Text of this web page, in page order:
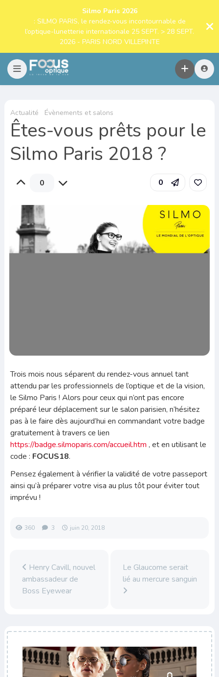
Silmo Paris 2026
: SILMO PARIS, le rendez-vous incontournable de
l’optique-lunetterie internationale 25 SEPT. > 28 SEPT.
2026 - PARIS NORD VILLEPINTE
Actualité Évènements et salons
Êtes-vous prêts pour le
Silmo Paris 2018 ?
0 0
Trois mois nous séparent du rendez-vous annuel tant
attendu par les professionnels de l’optique et de la vision,
le Silmo Paris ! Alors pour ceux qui n’ont pas encore
préparé leur déplacement sur le salon parisien, n’hésitez
pas à le faire dès aujourd’hui en commandant votre badge
gratuitement à travers ce lien
https://badge.silmoparis.com/accueil.htm , et en utilisant le
code : FOCUS18.
Pensez également à vérifier la validité de votre passeport
ainsi qu’à préparer votre visa au plus tôt pour éviter tout
imprévu !
360 3 juin 20, 2018
Henry Cavill, nouvel
ambassadeur de
Boss Eyewear
Le Glaucome serait
lié au mercure sanguin